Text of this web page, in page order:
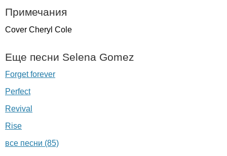
Примечания
Cover Cheryl Cole
Еще песни Selena Gomez
Forget forever
Perfect
Revival
Rise
все песни (85)